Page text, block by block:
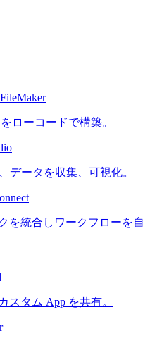
ローコードで構築。
データを収集、可視化。
を統合しワークフローを自
スタム App を共有。